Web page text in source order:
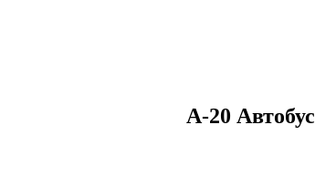
A-20 Автобус